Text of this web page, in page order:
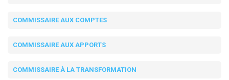
COMMISSAIRE AUX COMPTES
COMMISSAIRE AUX APPORTS
COMMISSAIRE À LA TRANSFORMATION